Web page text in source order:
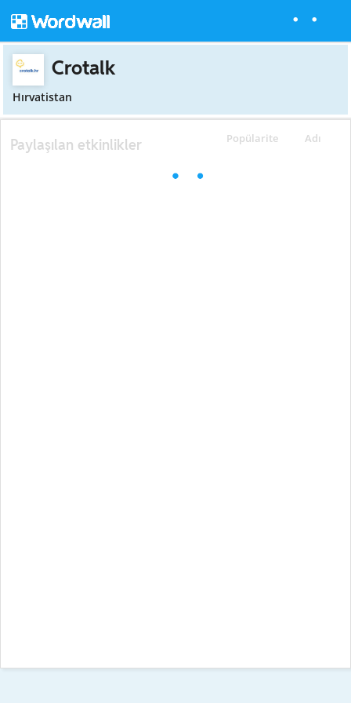
Crotalk
Hırvatistan
Popülarite Adı
Paylaşılan etkinlikler